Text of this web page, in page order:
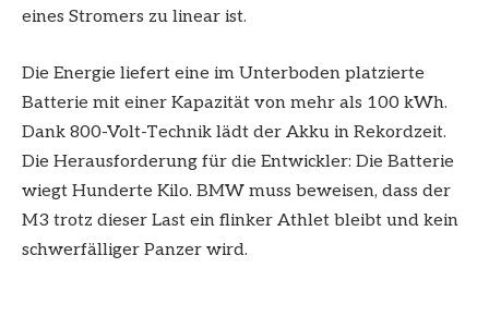
eines Stromers zu linear ist.
Die Energie liefert eine im Unterboden platzierte
Batterie mit einer Kapazität von mehr als 100 kWh.
Dank 800-Volt-Technik lädt der Akku in Rekordzeit.
Die Herausforderung für die Entwickler: Die Batterie
wiegt Hunderte Kilo. BMW muss beweisen, dass der
M3 trotz dieser Last ein flinker Athlet bleibt und kein
schwerfälliger Panzer wird.